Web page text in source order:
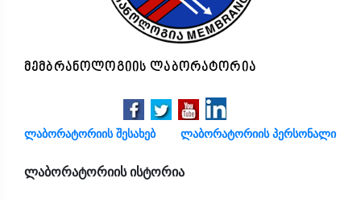
მემბრანოლოგიის ლაბორატორია
ლაბორატორიის შესახებ ლაბორატორიის პერსონალი
ლაბორატორიის ისტორია